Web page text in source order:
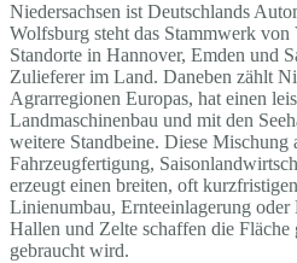
Niedersachsen ist Deutschlands
Wolfsburg steht das Stammwerk
Standorte in Hannover, Emden und
Zulieferer im Land. Daneben zählt
Agrarregionen Europas, hat einen
Landmaschinenbau und mit den
weitere Standbeine. Diese Mischung
Fahrzeugfertigung,
erzeugt einen breiten, oft
Linienumbau, Ernteeinlagerung oder
Hallen und Zelte schaffen die Fläche
gebraucht wird.